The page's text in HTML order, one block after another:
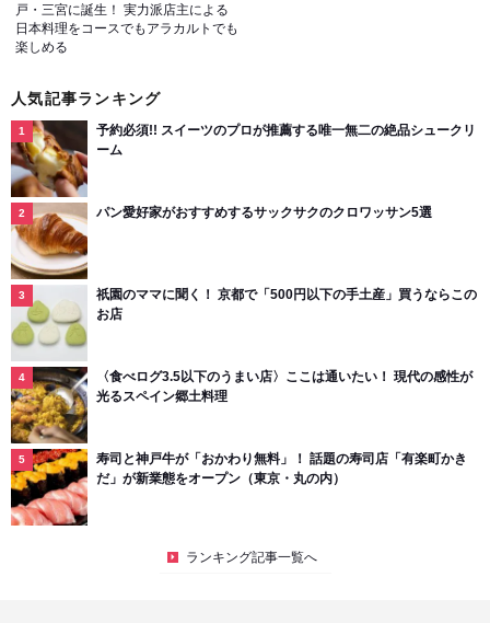
戸・三宮に誕生！ 実力派店主による
日本料理をコースでもアラカルトでも
楽しめる
人気記事ランキング
予約必須!! スイーツのプロが推薦する唯一無二の絶品シュークリ
ーム
パン愛好家がおすすめするサックサクのクロワッサン5選
祇園のママに聞く！ 京都で「500円以下の手土産」買うならこの
お店
〈食べログ3.5以下のうまい店〉ここは通いたい！ 現代の感性が
光るスペイン郷土料理
寿司と神戸牛が「おかわり無料」！ 話題の寿司店「有楽町かき
だ」が新業態をオープン（東京・丸の内）
ランキング記事一覧へ